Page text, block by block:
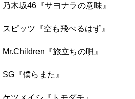
乃木坂46『サヨナラの意味』
スピッツ『空も飛べるはず』
Mr.Children『旅立ちの唄』
SG『僕らまた』